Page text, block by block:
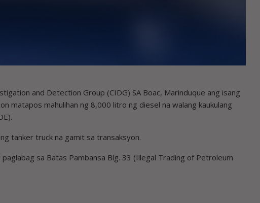
and Detection Group (CIDG) SA Boac, Marinduque ang isang
matapos mahulihan ng 8,000 litro ng diesel na walang kaukulang
tanker truck na gamit sa transaksyon.
sa Batas Pambansa Blg. 33 (Illegal Trading of Petroleum